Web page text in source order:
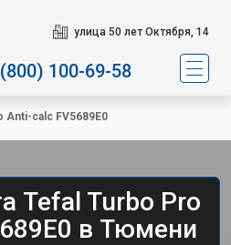
улица 50 лет Октября, 14
100-69-58
Anti-calc FV5689E0
Tefal Turbo Pro
в Тюмени